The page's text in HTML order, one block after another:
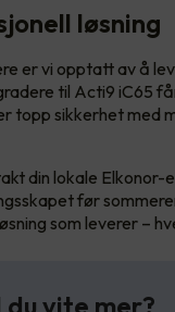
løsning
er vi opptatt av å
til Acti9 iC65
topp sikkerhet med
din lokale Elkonor-
før
som leverer –
du vite mer?